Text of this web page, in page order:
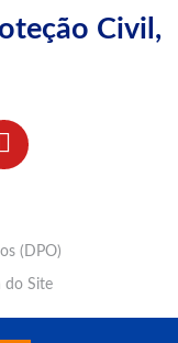
Civil,
(DPO)
do Site